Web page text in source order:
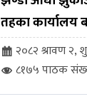
तहका कार्यालय
२०८२ श्रावण २,
८१७५ पाठक